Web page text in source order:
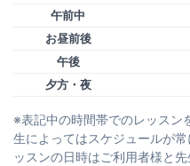
午前中
お昼前後
午後
夕方・夜
※表記中の時間帯でのレッスン
生によってはスケジュールが
ッスンの日時はご利用者様と